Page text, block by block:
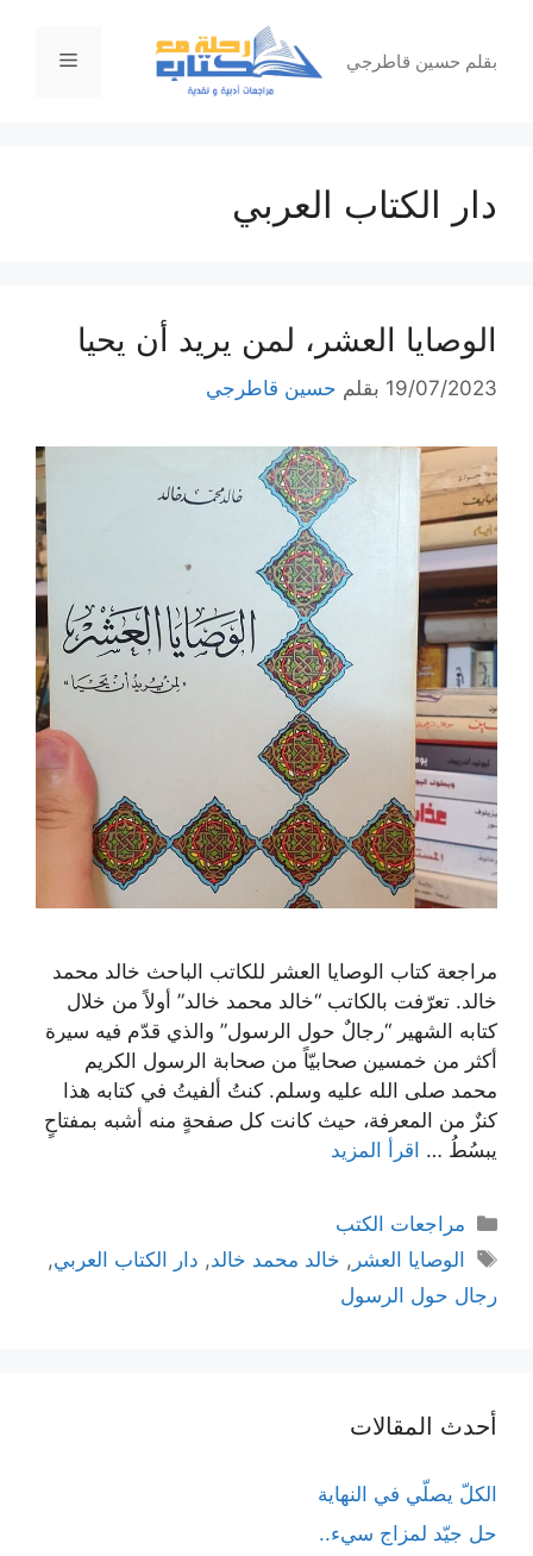
المحتوىبقلم حسين قاطرجي القائمة
دار الكتاب العربي
الوصايا العشر، لمن يريد أن يحيا
19/07/2023 بقلم حسين قاطرجي
مراجعة كتاب الوصايا العشر للكاتب الباحث خالد محمد
خالد. تعرّفت بالكاتب “خالد محمد خالد” أولاً من خلال
كتابه الشهير “رجالٌ حول الرسول” والذي قدّم فيه سيرة
أكثر من خمسين صحابيّاً من صحابة الرسول الكريم
محمد صلى الله عليه وسلم. كنتُ ألفيتُ في كتابه هذا
كنزٌ من المعرفة، حيث كانت كل صفحةٍ منه أشبه بمفتاحٍ
يبسُطُ … اقرأ المزيد
التصنيفات
مراجعات الكتب
الوسوم
الوصايا العشر , خالد محمد خالد, دار الكتاب العربي,
رجال حول الرسول
أحدث المقالات
الكلّ يصلّي في النهاية
حل جيّد لمزاج سيء..